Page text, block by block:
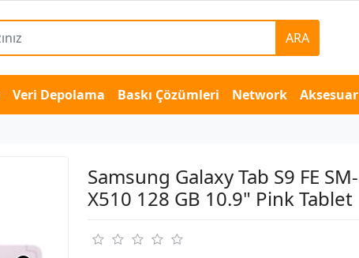
ARA
Veri Depolama Baskı Çözümleri Network Aksesuar
Samsung Galaxy Tab S9 FE SM-
X510 128 GB 10.9" Pink Tablet